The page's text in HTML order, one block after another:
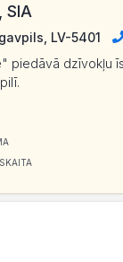
SIA
LV-5401
piedāvā dzīvokļu